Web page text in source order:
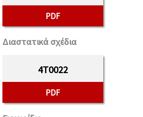
PDF
Διαστατικά σχέδια
4T0022
PDF